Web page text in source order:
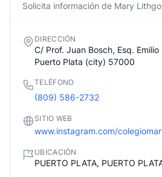
Solicita información de Mary
DIRECCIÓN
C/ Prof. Juan Bosch, Esq.
Puerto Plata (city) 57000
TELÉFONO
(809) 586-2732
SITIO WEB
www.instagram.com/
UBICACIÓN
PUERTO PLATA, PUERTO